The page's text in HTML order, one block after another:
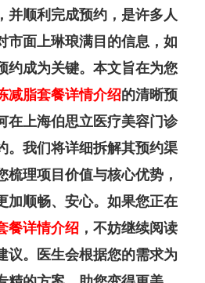
并顺利完成预约，是许多人
市面上琳琅满目的信息，如
约成为关键。本文旨在为您
减脂套餐详情介绍的清晰预
在上海伯思立医疗美容门诊
。我们将详细拆解其预约渠
梳理项目价值与核心优势，
加顺畅、安心。如果您正在
餐详情介绍，不妨继续阅读
议。医生会根据您的需求为